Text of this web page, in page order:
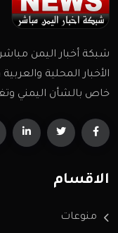
شبكة أخبار اليمن
الأخبار المحلية
خاص بالشأن اليمني
الاقسام
منوعات